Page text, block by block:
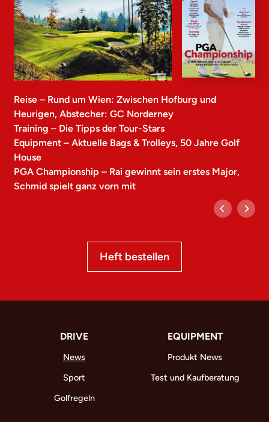
Reise – Rund um Wien: Zwischen Hofburg und
Heurigen, Abstecher: GC Norderney
Training – Die Tipps der Tour-Stars
Equipment – Aktuelle Bags & Trolleys, 50 Jahre Golf
House
PGA Championship – Rai gewinnt sein erstes Major,
Schmid spielt ganz vorn mit
Heft bestellen
DRIVE
News
Sport
Golfregeln
EQUIPMENT
Produkt News
Test und Kaufberatung